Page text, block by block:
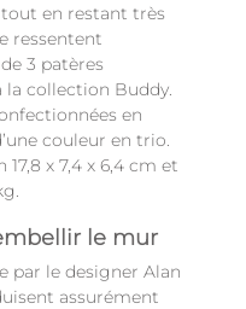
en restant très
ressentent
3 patères
collection Buddy.
en
couleur en trio.
x 7,4 x 6,4 cm et
le mur
par le designer Alan
assurément